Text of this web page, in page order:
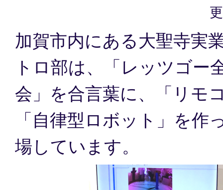
加賀市内にある大聖寺実
トロ部は、「レッツゴー
会」を合言葉に、「リモ
「自律型ロボット」を作
場しています。